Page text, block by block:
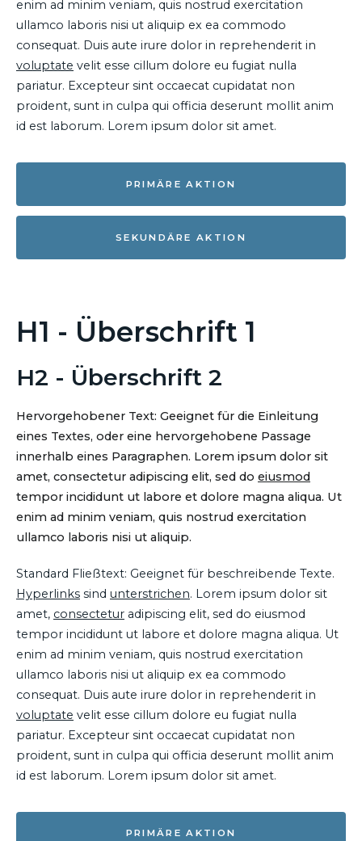
enim ad minim veniam, quis nostrud exercitation
ullamco laboris nisi ut aliquip ex ea commodo
consequat. Duis aute irure dolor in reprehenderit in
voluptate velit esse cillum dolore eu fugiat nulla
pariatur. Excepteur sint occaecat cupidatat non
proident, sunt in culpa qui officia deserunt mollit anim
id est laborum. Lorem ipsum dolor sit amet.
PRIMÄRE AKTION
SEKUNDÄRE AKTION
H1 - Überschrift 1
H2 - Überschrift 2
Hervorgehobener Text: Geeignet für die Einleitung
eines Textes, oder eine hervorgehobene Passage
innerhalb eines Paragraphen. Lorem ipsum dolor sit
amet, consectetur adipiscing elit, sed do eiusmod
tempor incididunt ut labore et dolore magna aliqua. Ut
enim ad minim veniam, quis nostrud exercitation
ullamco laboris nisi ut aliquip.
Standard Fließtext: Geeignet für beschreibende Texte.
Hyperlinks sind unterstrichen. Lorem ipsum dolor sit
amet, consectetur adipiscing elit, sed do eiusmod
tempor incididunt ut labore et dolore magna aliqua. Ut
enim ad minim veniam, quis nostrud exercitation
ullamco laboris nisi ut aliquip ex ea commodo
consequat. Duis aute irure dolor in reprehenderit in
voluptate velit esse cillum dolore eu fugiat nulla
pariatur. Excepteur sint occaecat cupidatat non
proident, sunt in culpa qui officia deserunt mollit anim
id est laborum. Lorem ipsum dolor sit amet.
PRIMÄRE AKTION